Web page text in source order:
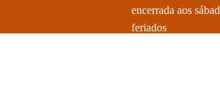
encerrada aos
feriados